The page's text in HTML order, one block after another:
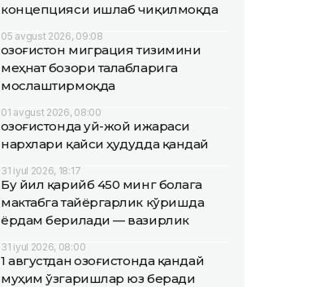
концепцияси ишлаб чиқилмоқда
05 avgust 2026, 09:08
Қозоғистон миграция тизимини
меҳнат бозори талабларига
мослаштирмоқда
01 avgust 2026, 08:00
Қозоғистонда уй-жой ижараси
нархлари қайси ҳудудда қандай
31 iyul 2026, 18:17
Бу йил қарийб 450 минг болага
мактабга тайёргарлик кўришда
ёрдам берилади — вазирлик
31 iyul 2026, 08:00
1 августдан Қозоғистонда қандай
муҳим ўзгаришлар юз беради